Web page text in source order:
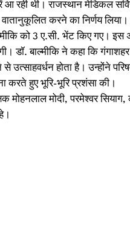
आ रही थी। राजस्थान मेडिकल
करने का निर्णय
को 3 ए.सी. भेंट किए गए।
डॉ. बाल्मीकि ने कहा कि
होता है। उन्होंने
करते हुए भूरि-भूरि प्रशंसा की।
मोदी, परमेश्वर